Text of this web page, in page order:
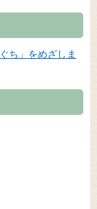
ち」をめざしま